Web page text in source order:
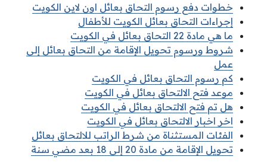
خطوات دفع رسوم التحاق بعائل اون لاين الكويت
إجراءات التحاق بعائل الكويت للأطفال
ما هي مادة 22 التحاق بعائل في الكويت
شروط ورسوم تحويل الإقامة من التحاق بعائل إلى
عمل
كم رسوم التحاق بعائل في الكويت
موعد فتح الالتحاق بعائل في الكويت
هل تم فتح الالتحاق بعائل في الكويت
اخر اخبار الالتحاق بعائل في الكويت
الفئات المستثناة من شرط الراتب للالتحاق بعائل
تحويل الإقامة من مادة 20 إلى 18 بعد مضي سنة